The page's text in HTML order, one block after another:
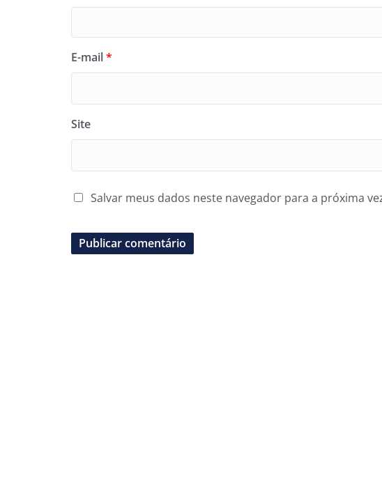
E-mail*
Site
Salvar meus dados neste navegador para a próxima